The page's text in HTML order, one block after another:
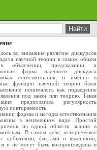
во внимание различие дискурсов
научной теории в самом общем
объяснении, предсказании и
форма научного дискурса
естествознания, и именно в
функции научной теории были
понималось как подведение
под закон или теорию. Такая
предполагала регулярность
повторяемость.
формы и методы естествознания
в неизменном виде. Простой
из одной области знания в
В самом деле, историческое
событиями, фактами и явлениями,
и не могут быть воспроизведены в